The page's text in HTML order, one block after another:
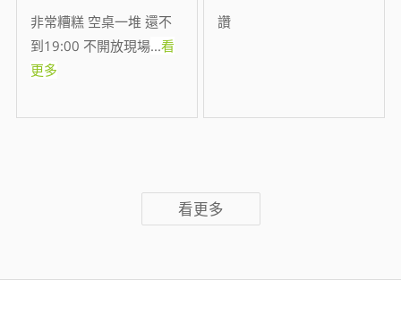
非常糟糕 空桌一堆 還不
到19:00 不開放現場...看
更多
讚
看更多